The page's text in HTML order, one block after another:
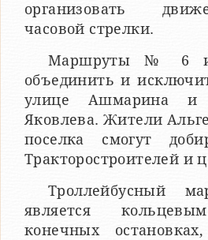
организовать
часовой стрелки.
Маршруты № 6
объединить и
улице Ашмарина и
Яковлева. Жители
поселка смогут
Тракторостроителей и
является
конечных